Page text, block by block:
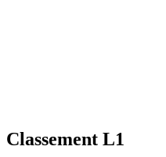
Classement L1